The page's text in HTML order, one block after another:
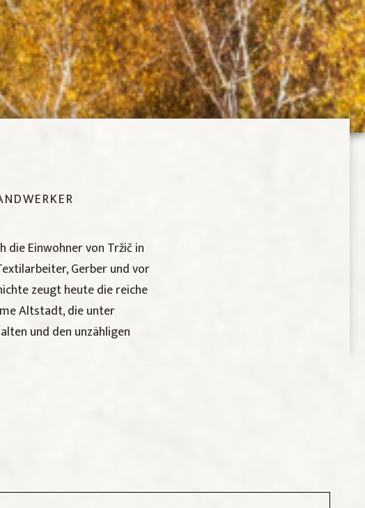
die Einwohner von Tržič in
Gerber und vor
zeugt heute die reiche
Altstadt, die unter
und den unzähligen